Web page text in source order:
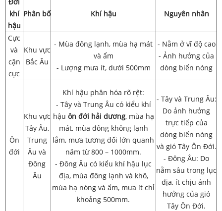
khí
hậu
Phân bố Khí hậu Nguyên nhân
Cực
và
cận
cực
Khu vực
Bắc Âu
- Mùa đông lạnh, mùa hạ mát
và ẩm
- Lượng mưa ít, dưới 500mm
- Nằm ở vĩ độ cao
- Ảnh hưởng của
dòng biển nóng
Ôn
đới
Khu vực
Tây Âu,
Trung
Âu và
Đông
Âu
Khí hậu phân hóa rõ rệt:
- Tây và Trung Âu có kiểu khí
hậu ôn đới hải dương, mùa hạ
mát, mùa đông không lạnh
lắm, mưa tương đối lớn quanh
năm từ 800 – 1000mm.
- Đông Âu có kiểu khí hậu lục
địa, mùa đông lạnh và khô,
mùa hạ nóng và ẩm, mưa ít chỉ
khoảng 500mm.
- Tây và Trung Âu:
Do ảnh hưởng
trực tiếp của
dòng biển nóng
và gió Tây Ôn Đới.
- Đông Âu: Do
nằm sâu trong lục
địa, ít chịu ảnh
hưởng của gió
Tây Ôn Đới.